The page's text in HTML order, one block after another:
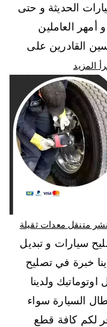
الحديثة و حتى
أمهر العاملين
القادرين على
المزيد
سيارات و تبديل
خبرة في تصليح
ولدينا
السيارة سواء
لكم كافة قطع